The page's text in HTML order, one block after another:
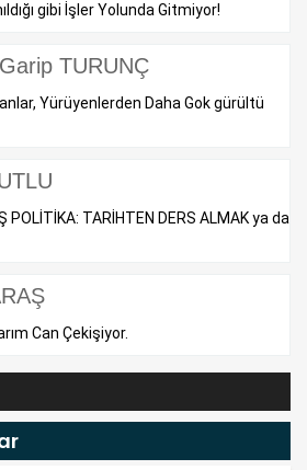
gibi İşler Yolunda Gitmiyor!
TURUNÇ
Yürüyenlerden Daha Gok gürültü
POLİTİKA: TARİHTEN DERS ALMAK ya da
Can Çekişiyor.